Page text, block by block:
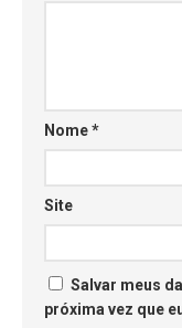
Nome*
Site
Salvar meus
próxima vez que